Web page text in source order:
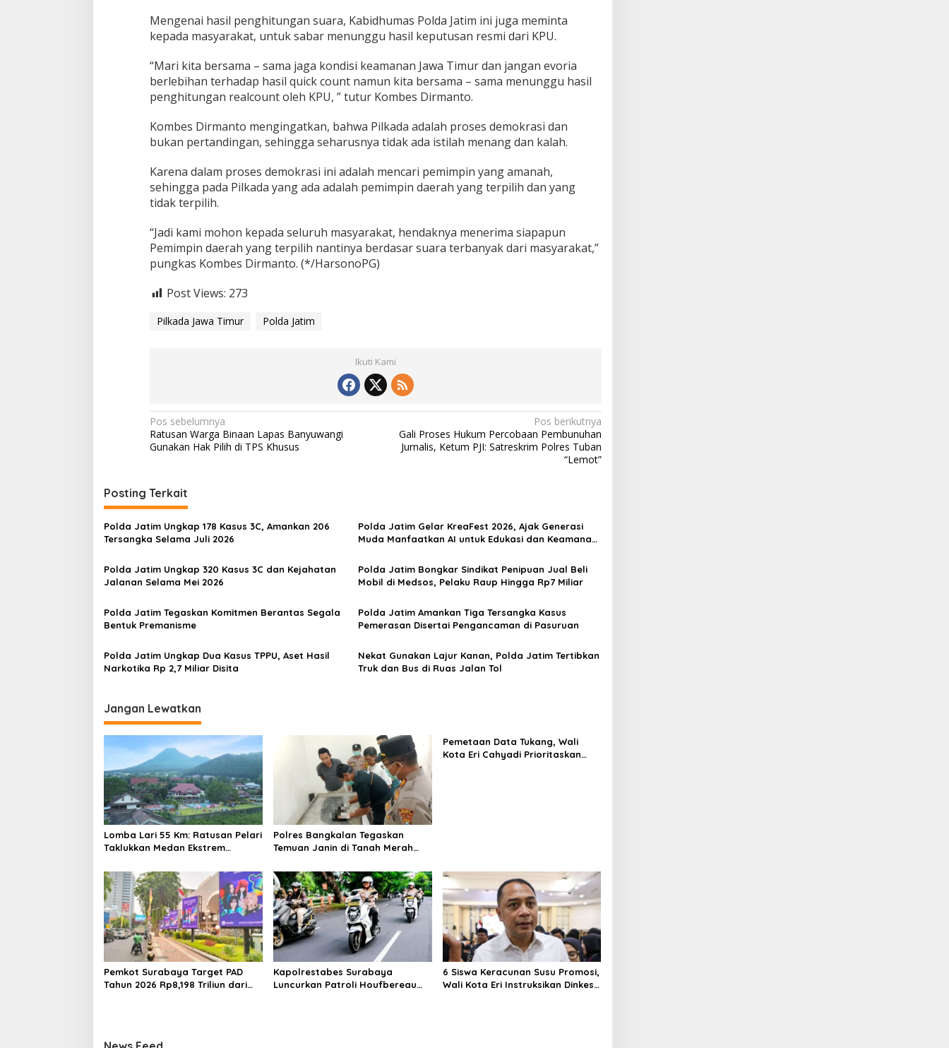
Mengenai hasil penghitungan suara, Kabidhumas Polda Jatim ini juga meminta
kepada masyarakat, untuk sabar menunggu hasil keputusan resmi dari KPU.
“Mari kita bersama – sama jaga kondisi keamanan Jawa Timur dan jangan evoria
berlebihan terhadap hasil quick count namun kita bersama – sama menunggu hasil
penghitungan realcount oleh KPU, ” tutur Kombes Dirmanto.
Kombes Dirmanto mengingatkan, bahwa Pilkada adalah proses demokrasi dan
bukan pertandingan, sehingga seharusnya tidak ada istilah menang dan kalah.
Karena dalam proses demokrasi ini adalah mencari pemimpin yang amanah,
sehingga pada Pilkada yang ada adalah pemimpin daerah yang terpilih dan yang
tidak terpilih.
“Jadi kami mohon kepada seluruh masyarakat, hendaknya menerima siapapun
Pemimpin daerah yang terpilih nantinya berdasar suara terbanyak dari masyarakat,”
pungkas Kombes Dirmanto. (*/HarsonoPG)
Post Views: 273
Pilkada Jawa Timur Polda Jatim
Ikuti Kami
N
a
i
g
a
s
i
p
s
Pos sebelumnya
Ratusan Warga Binaan Lapas Banyuwangi
Gunakan Hak Pilih di TPS Khusus
Pos berikutnya
Gali Proses Hukum Percobaan Pembunuhan
Jurnalis, Ketum PJI: Satreskrim Polres Tuban
“Lemot”
Posting Terkait
Polda Jatim Ungkap 178 Kasus 3C, Amankan 206
Tersangka Selama Juli 2026
Polda Jatim Gelar KreaFest 2026, Ajak Generasi
Muda Manfaatkan AI untuk Edukasi dan Keamanan
Polda Jatim Ungkap 320 Kasus 3C dan Kejahatan
Jalanan Selama Mei 2026
Polda Jatim Bongkar Sindikat Penipuan Jual Beli
Mobil di Medsos, Pelaku Raup Hingga Rp7 Miliar
Polda Jatim Tegaskan Komitmen Berantas Segala
Bentuk Premanisme
Polda Jatim Amankan Tiga Tersangka Kasus
Pemerasan Disertai Pengancaman di Pasuruan
Polda Jatim Ungkap Dua Kasus TPPU, Aset Hasil
Narkotika Rp 2,7 Miliar Disita
Nekat Gunakan Lajur Kanan, Polda Jatim Tertibkan
Truk dan Bus di Ruas Jalan Tol
Jangan Lewatkan
Lomba Lari 55 Km: Ratusan Pelari
Taklukkan Medan Ekstrem
Polres Bangkalan Tegaskan
Temuan Janin di Tanah Merah
Pemetaan Data Tukang, Wali
Kota Eri Cahyadi Prioritaskan
Pemkot Surabaya Target PAD
Tahun 2026 Rp8,198 Triliun dari
Kapolrestabes Surabaya
Luncurkan Patroli Houfbereau
6 Siswa Keracunan Susu Promosi,
Wali Kota Eri Instruksikan Dinkes